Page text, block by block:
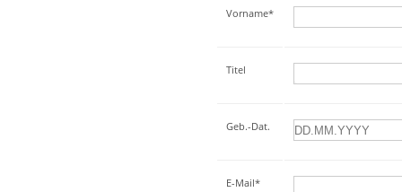
Vorname*
Titel
Geb.-Dat.
E-Mail*